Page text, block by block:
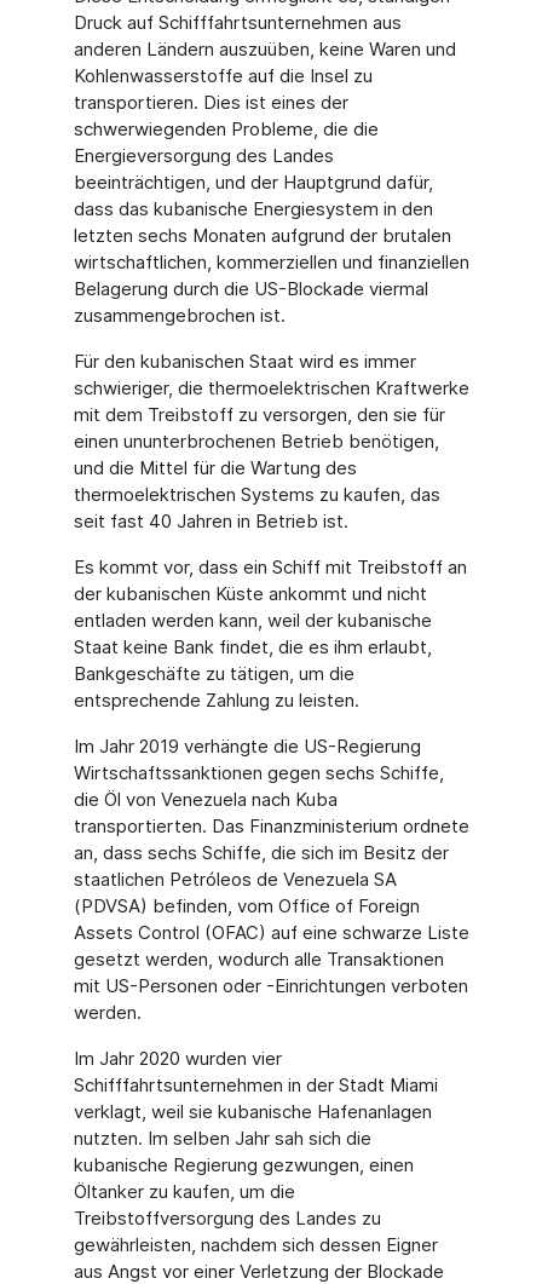
Druck auf Schifffahrtsunternehmen aus
anderen Ländern auszuüben, keine Waren und
Kohlenwasserstoffe auf die Insel zu
transportieren. Dies ist eines der
schwerwiegenden Probleme, die die
Energieversor­gung des Landes
beeinträchtigen, und der Hauptgrund dafür,
dass das kubanische Energiesystem in den
letzten sechs Monaten aufgrund der brutalen
wirtschaftlichen, kommerziellen und finanziellen
Belagerung durch die US-Blockade viermal
zusammen­gebrochen ist.
Für den kubanischen Staat wird es immer
schwieriger, die thermoelektrischen Kraft­werke
mit dem Treibstoff zu versorgen, den sie für
einen ununterbrochenen Betrieb benötigen,
und die Mittel für die Wartung des
thermoelektrischen Systems zu kaufen, das
seit fast 40 Jahren in Betrieb ist.
Es kommt vor, dass ein Schiff mit Treibstoff an
der kubanischen Küste ankommt und nicht
entladen werden kann, weil der kubanische
Staat keine Bank findet, die es ihm erlaubt,
Bankgeschäfte zu tätigen, um die
entsprechende Zahlung zu leisten.
Im Jahr 2019 verhängte die US-Regierung
Wirtschaftssanktionen gegen sechs Schiffe,
die Öl von Venezuela nach Kuba
transportierten. Das Finanzministerium ordnete
an, dass sechs Schiffe, die sich im Besitz der
staatlichen Petróleos de Venezuela SA
(PDVSA) befinden, vom Office of Foreign
Assets Control (OFAC) auf eine schwarze Liste
gesetzt werden, wodurch alle Transaktionen
mit US-Personen oder -Einrichtungen ver­boten
werden.
Im Jahr 2020 wurden vier
Schifffahrtsunternehmen in der Stadt Miami
verklagt, weil sie kubanische Hafenanlagen
nutzten. Im selben Jahr sah sich die
kubanische Regierung gezwungen, einen
Öltanker zu kaufen, um die
Treibstoffversorgung des Landes zu
gewährleisten, nachdem sich dessen Eigner
aus Angst vor einer Verletzung der Blocka­de